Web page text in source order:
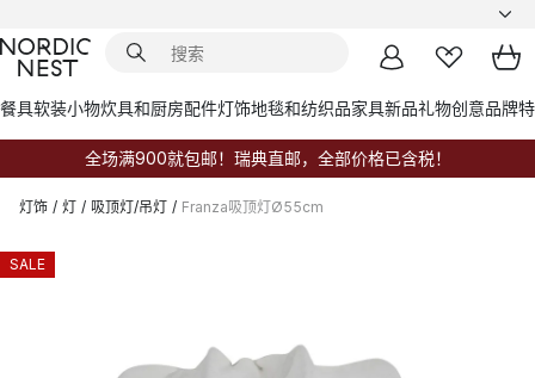
餐具软装小物炊具和厨房配件灯饰地毯和纺织品家具新品礼物创意品牌
全场满900就包邮！瑞典直邮，全部价格已含税！
灯饰 / 灯 / 吸顶灯/吊灯 / Franza吸顶灯Ø55cm
SALE